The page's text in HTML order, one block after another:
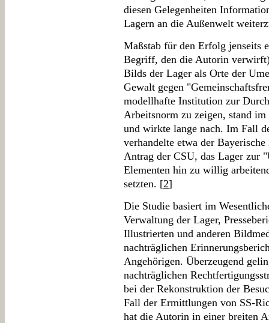
diesen Gelegenheiten
Lagern an die Außenwelt
Maßstab für den Erfolg jenseits
Begriff, den die Autorin
Bilds der Lager als Orte der
Gewalt gegen
modellhafte Institution zur
Arbeitsnorm zu zeigen, stand
und wirkte lange nach. Im Fall
verhandelte etwa der
Antrag der CSU, das Lager zur
Elementen hin zu willig
setzten. [2]
Die Studie basiert im
Verwaltung der Lager,
Illustrierten und anderen
nachträglichen
Angehörigen. Überzeugend
nachträglichen
bei der Rekonstruktion der
Fall der Ermittlungen von SS-
hat die Autorin in einer breiten